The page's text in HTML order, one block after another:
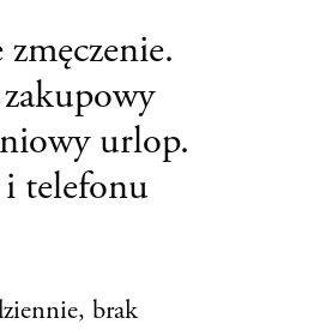
.
urlop.
i telefonu
brak